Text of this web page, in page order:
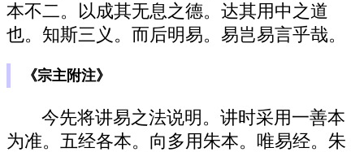
本不二。以成其无息之德。达其用中之道
也。知斯三义。而后明易。易岂易言乎哉。
《宗主附注》
今先将讲易之法说明。讲时采用一善本
为准。五经各本。向多用朱本。唯易经。朱